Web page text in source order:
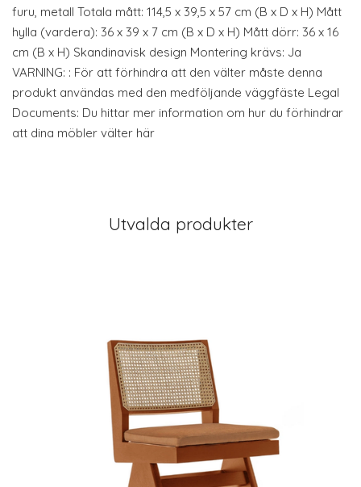
furu, metall Totala mått: 114,5 x 39,5 x 57 cm (B x D x H) Mått
hylla (vardera): 36 x 39 x 7 cm (B x D x H) Mått dörr: 36 x 16
cm (B x H) Skandinavisk design Montering krävs: Ja
VARNING: : För att förhindra att den välter måste denna
produkt användas med den medföljande väggfäste Legal
Documents: Du hittar mer information om hur du förhindrar
att dina möbler välter här
Utvalda produkter